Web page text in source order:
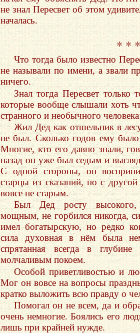
не знал Пересвет об этом
началась.
* * *
Что тогда было известно
не называли по имени, а звали
ничего.
Знал тогда Пересвет
которые вообще слышали хоть
странного и необычного
Жил Дед как отшельник в
не был. Сколько годов ему
Многие, кто его давно знали,
назад он уже был седым и
С одной стороны, он
старцы из сказаний, но с
вовсе не старым.
Был Дед росту высокого,
мощным, не горбился никогда,
имел богатырскую, но редко
сила духовная в нём была
спрятанная всегда в
молчаливым покоем.
Особой приветливостью и
Мог он вовсе на вопросы
кратко выложить всю правду о
Помогал он не всем, да и
очень немногие. Боялись его
лишь при крайней нужде.